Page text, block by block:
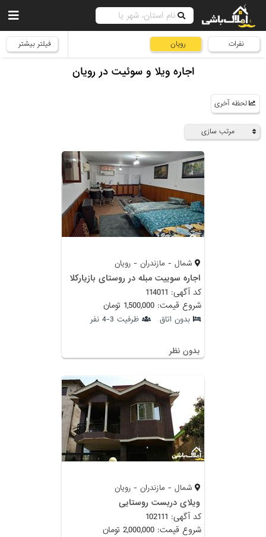
نفرات رویان فیلتر بیشتر
اجاره ویلا و سوئیت در رویان
لحظه آخری
مرتب سازی
شمال - مازندران - رویان
اجاره سوییت مبله در روستای بازیارکلا
کد آگهی: 114011
شروع قیمت: 1,500,000 تومان
بدون اتاق ظرفیت 3-4 نفر
بدون نظر
شمال - مازندران - رویان
ویلای دربست روستایی
کد آگهی: 102111
شروع قیمت: 2,000,000 تومان